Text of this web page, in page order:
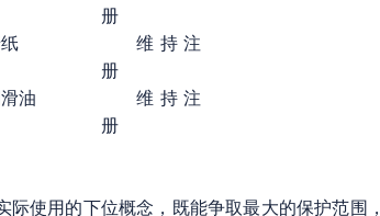
册
维持注
册
油
维持注
册
使用的下位概念，既能争取最大的保护范围